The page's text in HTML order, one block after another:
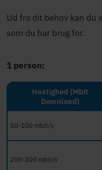
Ud fra dit behov kan du
som du har brug for.
1 person:
Hastighed (Mbit
Download)
50-100 mbit/s
200-300 mbit/s